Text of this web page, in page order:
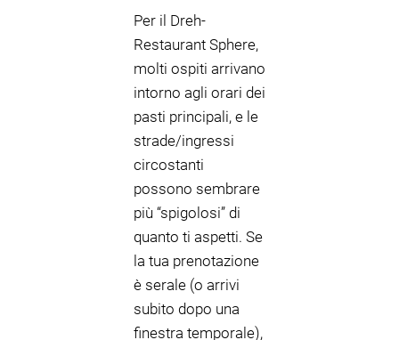
Per il Dreh-
Restaurant Sphere,
molti ospiti arrivano
intorno agli orari dei
pasti principali, e le
strade/ingressi
circostanti
possono sembrare
più “spigolosi” di
quanto ti aspetti. Se
la tua prenotazione
è serale (o arrivi
subito dopo una
finestra temporale),